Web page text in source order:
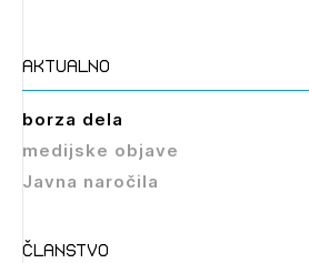
aktualno
borza dela
medijske objave
Javna naročila
članstvo